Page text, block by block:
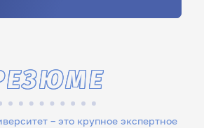
– это крупное экспертное